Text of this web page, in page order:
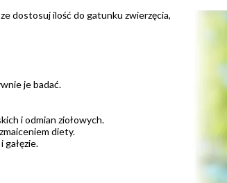
dostosuj ilość do gatunku zwierzęcia,
je badać.
i odmian ziołowych.
diety.
gałęzie.